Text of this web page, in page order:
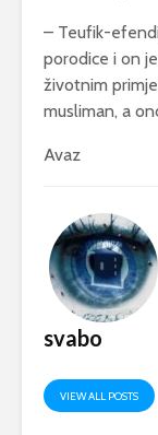
– Teufik-
porodice i on
životnim
musliman, a
Avaz
svabo
VIEW ALL POSTS